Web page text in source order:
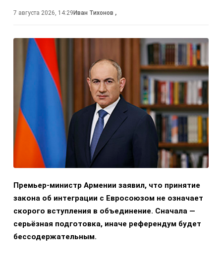
7 августа 2026, 14:29 Иван Тихонов ,
Премьер-министр Армении заявил, что принятие
закона об интеграции с Евросоюзом не означает
скорого вступления в объединение. Сначала —
серьёзная подготовка, иначе референдум будет
бессодержательным.